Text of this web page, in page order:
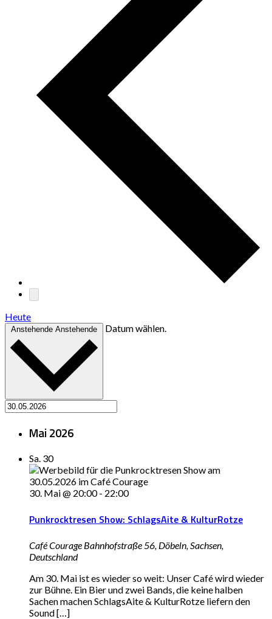
Heute
Anstehende Anstehende Datum wählen.
Mai 2026
Sa. 30
30. Mai @ 20:00- 22:00
Punkrocktresen Show: SchlagsAite & KulturRotze
Café Courage Bahnhofstraße 56, Döbeln, Sachsen,
Deutschland
Am 30. Mai ist es wieder so weit: Unser Café wird wieder
zur Bühne. Ein Bier und zwei Bands, die keine halben
Sachen machen SchlagsAite & KulturRotze liefern den
Sound […]